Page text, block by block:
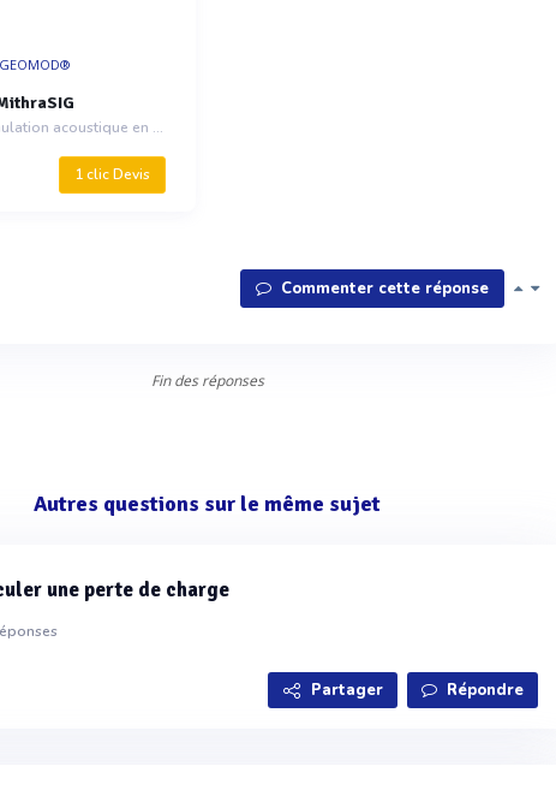
GEOMOD®
Logiciel de simulation acoustique en milieu extérieur
1 clic Devis
Commenter cette réponse
Fin des réponses
Autres questions sur le même sujet
une perte de charge
Partager Répondre